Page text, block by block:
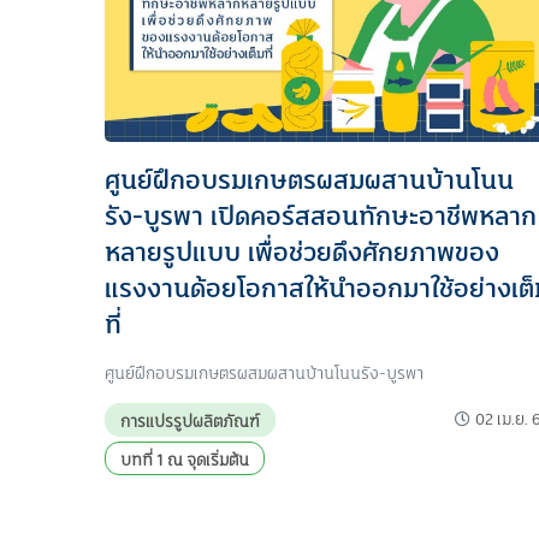
ศูนย์ฝึกอบรมเกษตรผสมผสานบ้านโนน
รัง-บูรพา เปิดคอร์สสอนทักษะอาชีพหลาก
หลายรูปแบบ เพื่อช่วยดึงศักยภาพของ
แรงงานด้อยโอกาสให้นำออกมาใช้อย่างเ
ที่
ศูนย์ฝึกอบรมเกษตรผสมผสานบ้านโนนรัง-บูรพา
การแปรรูปผลิตภัณฑ์
บทที่ 1 ณ จุดเริ่มต้น
02 เม.ย.